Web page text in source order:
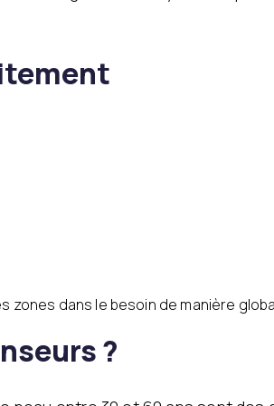
zones dans le besoin de manière
?